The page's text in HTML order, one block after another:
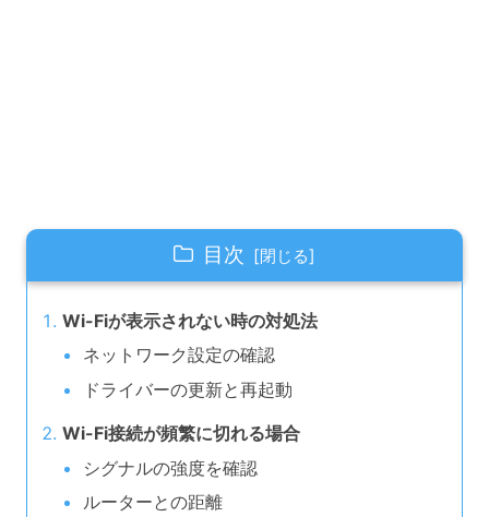
目次
Wi-Fiが表示されない時の対処法
ネットワーク設定の確認
ドライバーの更新と再起動
Wi-Fi接続が頻繁に切れる場合
シグナルの強度を確認
ルーターとの距離